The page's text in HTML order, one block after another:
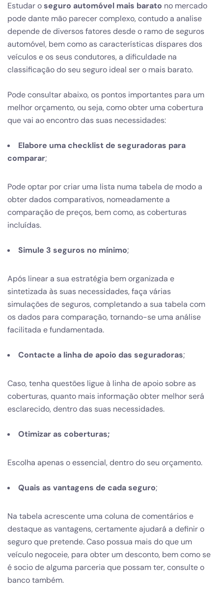
Estudar oseguro automóvel mais barato no mercado
pode dante mão parecer complexo, contudo a analise
depende de diversos fatores desde o ramo de seguros
automóvel, bem como as características dispares dos
veículos e os seus condutores, a dificuldade na
classificação do seu seguro ideal ser o mais barato.
Pode consultar abaixo, os pontos importantes para um
melhor orçamento, ou seja, como obter uma cobertura
que vai ao encontro das suas necessidades:
Elabore uma checklist de seguradoras para
comparar;
Pode optar por criar uma lista numa tabela de modo a
obter dados comparativos, nomeadamente a
comparação de preços, bem como, as coberturas
incluídas.
Simule 3 seguros no mínimo;
Após linear a sua estratégia bem organizada e
sintetizada às suas necessidades, faça várias
simulações de seguros, completando a sua tabela com
os dados para comparação, tornando-se uma análise
facilitada e fundamentada.
Contacte a linha de apoio das seguradoras;
Caso, tenha questões ligue à linha de apoio sobre as
coberturas, quanto mais informação obter melhor será
esclarecido, dentro das suas necessidades.
Otimizar as coberturas;
Escolha apenas o essencial, dentro do seu orçamento.
Quais as vantagens de cada seguro;
Na tabela acrescente uma coluna de comentários e
destaque as vantagens, certamente ajudará a definir o
seguro que pretende. Caso possua mais do que um
veículo negoceie, para obter um desconto, bem como se
é socio de alguma parceria que possam ter, consulte o
banco também.